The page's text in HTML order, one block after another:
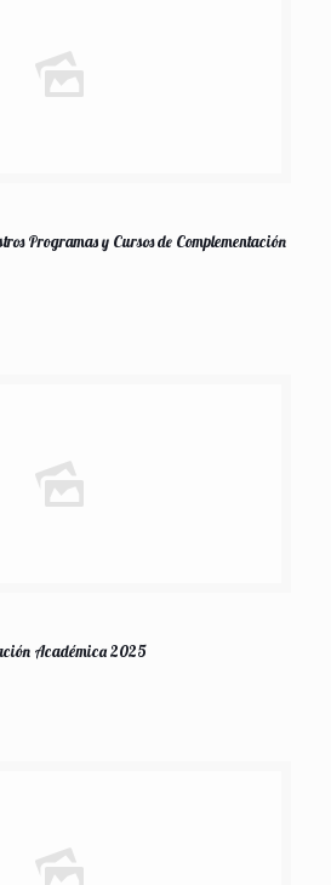
Programas y Cursos de Complementación
Académica 2025